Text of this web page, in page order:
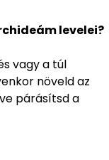
levelei?
vagy a túl
növeld az
párásítsd a